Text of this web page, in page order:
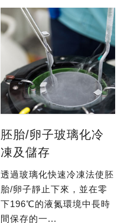
胚胎/卵子玻璃化冷
凍及儲存
透過玻璃化快速冷凍法使胚
胎/卵子靜止下來，並在零
下196℃的液氮環境中長時
間保存的一...